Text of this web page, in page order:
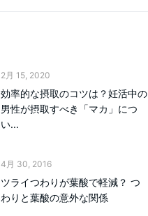
2月 15, 2020
効率的な摂取のコツは？妊活中の
男性が摂取すべき「マカ」につ
い...
4月 30, 2016
ツライつわりが葉酸で軽減？ つ
わりと葉酸の意外な関係